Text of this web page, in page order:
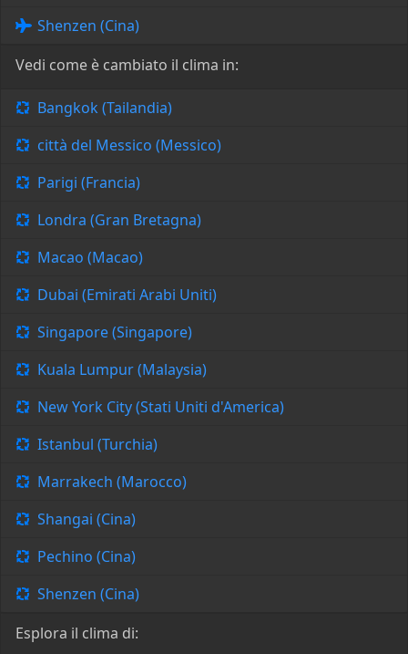
Shenzen (Cina)
Vedi come è cambiato il clima in:
Bangkok (Tailandia)
città del Messico (Messico)
Parigi (Francia)
Londra (Gran Bretagna)
Macao (Macao)
Dubai (Emirati Arabi Uniti)
Singapore (Singapore)
Kuala Lumpur (Malaysia)
New York City (Stati Uniti d'America)
Istanbul (Turchia)
Marrakech (Marocco)
Shangai (Cina)
Pechino (Cina)
Shenzen (Cina)
Esplora il clima di: